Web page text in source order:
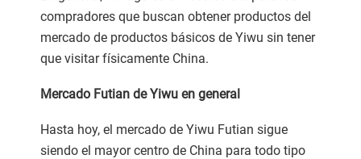
compradores que buscan obtener productos del
mercado de productos básicos de Yiwu sin tener
que visitar físicamente China.
Mercado Futian de Yiwu en general
Hasta hoy, el mercado de Yiwu Futian sigue
siendo el mayor centro de China para todo tipo